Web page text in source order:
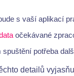
s vaší aplikací
očekávané
spuštění potřeba
detailů